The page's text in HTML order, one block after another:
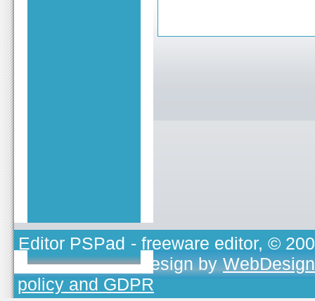
Editor PSPad - freeware editor, ©
TOJEONO.CZ, design by
policy and GDPR